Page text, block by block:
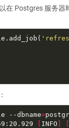
在 Postgres 服务器
--dbname=
[ INFO ] [